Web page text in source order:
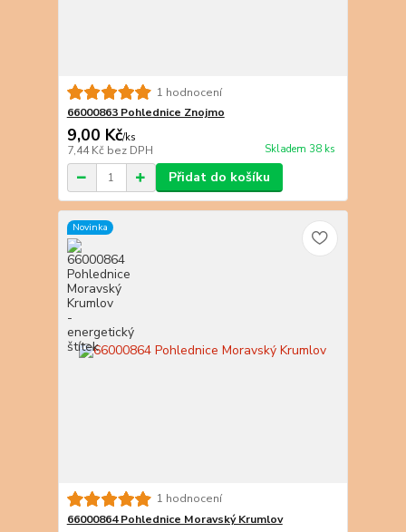
1 hodnocení
66000863 Pohlednice Znojmo
9,00 Kč/ks
7,44 Kč bez DPH Skladem 38 ks
Přidat do košíku
Novinka
1 hodnocení
66000864 Pohlednice Moravský Krumlov